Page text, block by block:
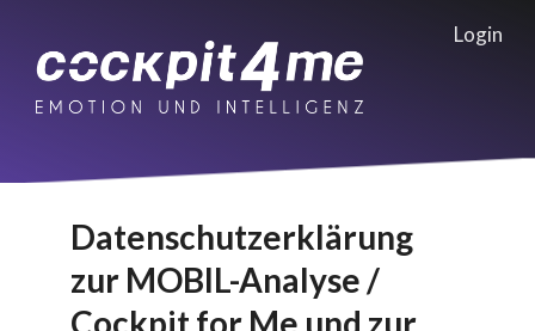
Login
Datenschutzerklärung
zur MOBIL-Analyse /